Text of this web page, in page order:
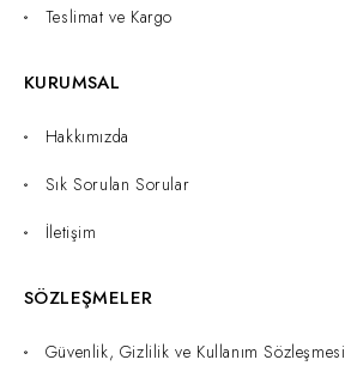
Teslimat ve Kargo
KURUMSAL
Hakkımızda
Sık Sorulan Sorular
İletişim
SÖZLEŞMELER
Güvenlik, Gizlilik ve Kullanım Sözleşmesi